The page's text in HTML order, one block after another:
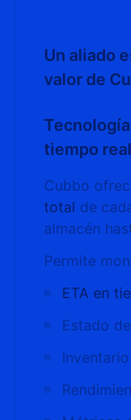
Un aliado
valor de
tiempo real
Cubbo
total de
almacén
Permite
ETA en
Estado